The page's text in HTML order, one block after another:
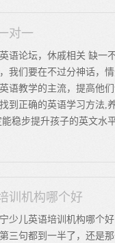
对一
语论坛，休戚相关 缺一
我们要在不过分神话，
语教学的主流，提高他
到正确的英语学习方法,
稳步提升孩子的英文水
训机构哪个好
少儿英语培训机构哪个
三句都到一半了，还是